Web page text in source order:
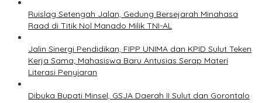
Ruislag Setengah Jalan, Gedung Bersejarah Minahasa
Raad di Titik Nol Manado Milik TNI-AL
Jalin Sinergi Pendidikan, FIPP UNIMA dan KPID Sulut Teken
Kerja Sama; Mahasiswa Baru Antusias Serap Materi
Literasi Penyiaran
Dibuka Bupati Minsel, GSJA Daerah II Sulut dan Gorontalo